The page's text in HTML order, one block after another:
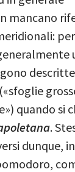
mancano
quando si
.
dunque,